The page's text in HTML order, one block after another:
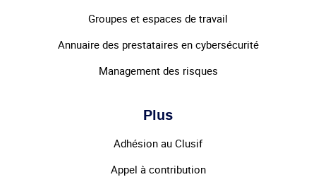
Groupes et espaces de travail
Annuaire des prestataires en cybersécurité
Management des risques
Plus
Adhésion au Clusif
Appel à contribution